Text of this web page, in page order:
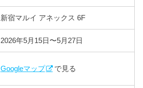
新宿マルイ アネックス 6F
2026年5月15日〜5月27日
Googleマップ で見る